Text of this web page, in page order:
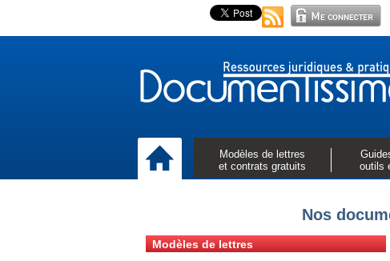
Modèles de lettres
et contrats gratuits
outils
Nos
Modèles de lettres